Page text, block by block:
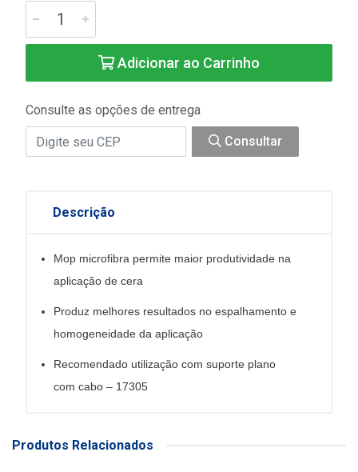
Adicionar ao Carrinho
Consulte as opções de entrega
Consultar
Descrição
Mop microfibra permite maior produtividade na
aplicação de cera
Produz melhores resultados no espalhamento e
homogeneidade da aplicação
Recomendado utilização com suporte plano
com cabo – 17305
Produtos Relacionados